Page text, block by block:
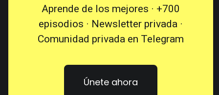
Aprende de los mejores · +700
episodios · Newsletter privada ·
Comunidad privada en Telegram
Únete ahora